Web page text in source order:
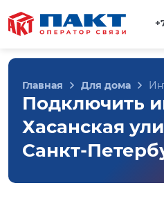
Главная Для дома
Подключить
Хасанская
Санкт-